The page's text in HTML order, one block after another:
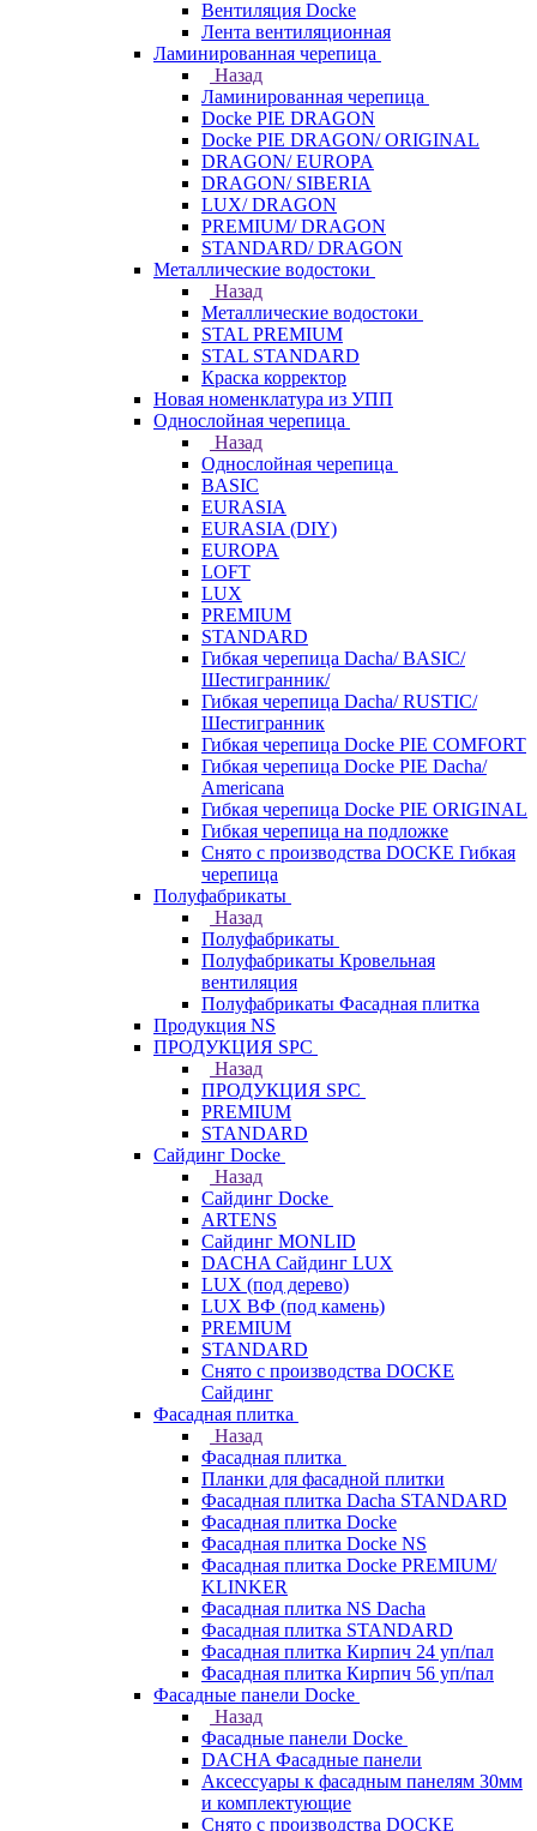
Вентиляция Docke
Лента вентиляционная
Ламинированная черепица
Назад
Ламинированная черепица
Docke PIE DRAGON
Docke PIE DRAGON/ ORIGINAL
DRAGON/ EUROPA
DRAGON/ SIBERIA
LUX/ DRAGON
PREMIUM/ DRAGON
STANDARD/ DRAGON
Металлические водостоки
Назад
Металлические водостоки
STAL PREMIUM
STAL STANDARD
Краска корректор
Новая номенклатура из УПП
Однослойная черепица
Назад
Однослойная черепица
BASIC
EURASIA
EURASIA (DIY)
EUROPA
LOFT
LUX
PREMIUM
STANDARD
Гибкая черепица Dacha/ BASIC/
Шестигранник/
Гибкая черепица Dacha/ RUSTIC/
Шестигранник
Гибкая черепица Docke PIE COMFORT
Гибкая черепица Docke PIE Dacha/
Americana
Гибкая черепица Docke PIE ОRIGINАL
Гибкая черепица на подложке
Снято с производства DOCKE Гибкая
черепица
Полуфабрикаты
Назад
Полуфабрикаты
Полуфабрикаты Кровельная
вентиляция
Полуфабрикаты Фасадная плитка
Продукция NS
ПРОДУКЦИЯ SPC
Назад
ПРОДУКЦИЯ SPC
PREMIUM
STANDARD
Сайдинг Docke
Назад
Сайдинг Docke
ARTENS
Cайдинг MONLID
DACHA Сайдинг LUX
LUX (под дерево)
LUX ВФ (под камень)
PREMIUM
STANDARD
Снято с производства DOCKE
Сайдинг
Фасадная плитка
Назад
Фасадная плитка
Планки для фасадной плитки
Фасадная плитка Dacha STANDARD
Фасадная плитка Docke
Фасадная плитка Docke NS
Фасадная плитка Docke PREMIUM/
KLINKER
Фасадная плитка NS Dacha
Фасадная плитка STANDARD
Фасадная плитка Кирпич 24 уп/пал
Фасадная плитка Кирпич 56 уп/пал
Фасадные панели Docke
Назад
Фасадные панели Docke
DACHA Фасадные панели
Аксессуары к фасадным панелям 30мм
и комплектующие
Снято с производства DOCKE